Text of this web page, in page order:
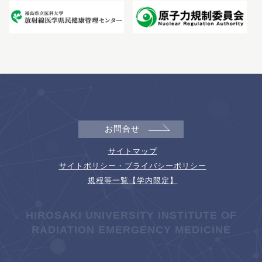
お問合せ
サイトマップ
サイトポリシー・プライバシーポリシー
規程等一覧【学内限定】
HIROSAKI UNIVERSITY INSTITUTE OF
RADIATION EMERGENCY MEDICINE